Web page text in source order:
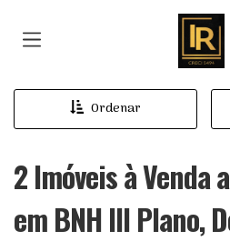
Ordenar
2 Imóveis à Venda
em BNH III Plano,